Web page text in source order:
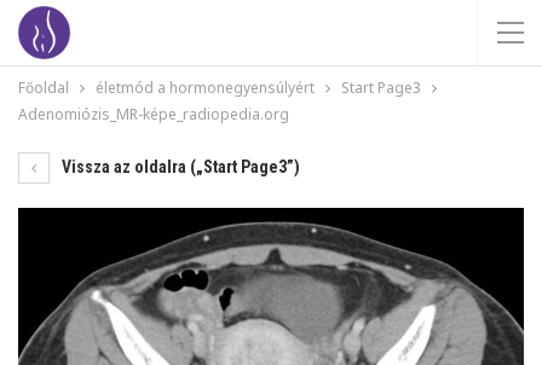
Főoldal életmód a hormonegyensúlyért
Start Page3
Adenomiózis_MR-képe_radiopedia.org
Vissza az oldalra („Start Page3”)